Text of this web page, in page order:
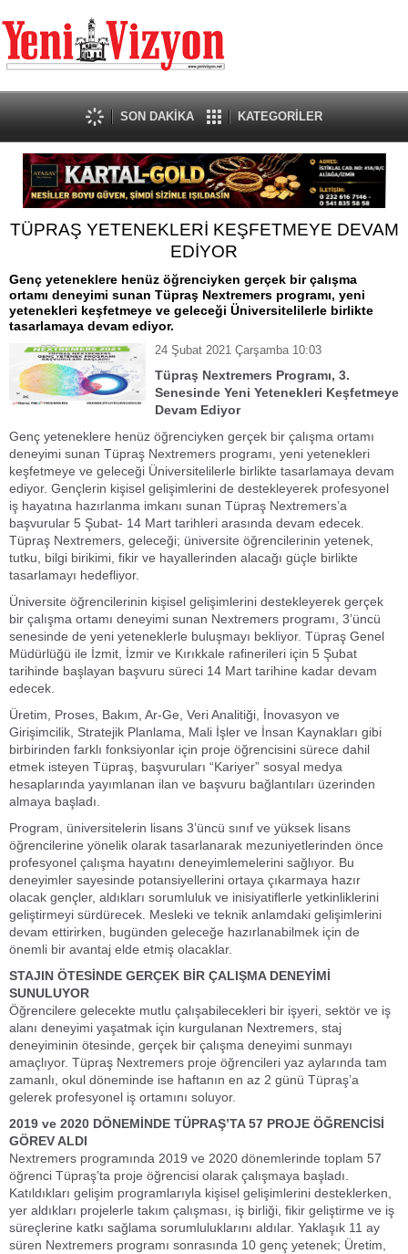
SON DAKİKA KATEGORİLER
TÜPRAŞ YETENEKLERİ KEŞFETMEYE DEVAM
EDİYOR
Genç yeteneklere henüz öğrenciyken gerçek bir çalışma
ortamı deneyimi sunan Tüpraş Nextremers programı, yeni
yetenekleri keşfetmeye ve geleceği Üniversitelilerle birlikte
tasarlamaya devam ediyor.
24 Şubat 2021 Çarşamba 10:03
Tüpraş Nextremers Programı, 3.
Senesinde Yeni Yetenekleri Keşfetmeye
Devam Ediyor
Genç yeteneklere henüz öğrenciyken gerçek bir çalışma ortamı
deneyimi sunan Tüpraş Nextremers programı, yeni yetenekleri
keşfetmeye ve geleceği Üniversitelilerle birlikte tasarlamaya devam
ediyor. Gençlerin kişisel gelişimlerini de destekleyerek profesyonel
iş hayatına hazırlanma imkanı sunan Tüpraş Nextremers’a
başvurular 5 Şubat- 14 Mart tarihleri arasında devam edecek.
Tüpraş Nextremers, geleceği; üniversite öğrencilerinin yetenek,
tutku, bilgi birikimi, fikir ve hayallerinden alacağı güçle birlikte
tasarlamayı hedefliyor.
Üniversite öğrencilerinin kişisel gelişimlerini destekleyerek gerçek
bir çalışma ortamı deneyimi sunan Nextremers programı, 3’üncü
senesinde de yeni yeteneklerle buluşmayı bekliyor. Tüpraş Genel
Müdürlüğü ile İzmit, İzmir ve Kırıkkale rafinerileri için 5 Şubat
tarihinde başlayan başvuru süreci 14 Mart tarihine kadar devam
edecek.
Üretim, Proses, Bakım, Ar-Ge, Veri Analitiği, İnovasyon ve
Girişimcilik, Stratejik Planlama, Mali İşler ve İnsan Kaynakları gibi
birbirinden farklı fonksiyonlar için proje öğrencisini sürece dahil
etmek isteyen Tüpraş, başvuruları “Kariyer” sosyal medya
hesaplarında yayımlanan ilan ve başvuru bağlantıları üzerinden
almaya başladı.
Program, üniversitelerin lisans 3’üncü sınıf ve yüksek lisans
öğrencilerine yönelik olarak tasarlanarak mezuniyetlerinden önce
profesyonel çalışma hayatını deneyimlemelerini sağlıyor. Bu
deneyimler sayesinde potansiyellerini ortaya çıkarmaya hazır
olacak gençler, aldıkları sorumluluk ve inisiyatiflerle yetkinliklerini
geliştirmeyi sürdürecek. Mesleki ve teknik anlamdaki gelişimlerini
devam ettirirken, bugünden geleceğe hazırlanabilmek için de
önemli bir avantaj elde etmiş olacaklar.
STAJIN ÖTESİNDE GERÇEK BİR ÇALIŞMA DENEYİMİ
SUNULUYOR
Öğrencilere gelecekte mutlu çalışabilecekleri bir işyeri, sektör ve iş
alanı deneyimi yaşatmak için kurgulanan Nextremers, staj
deneyiminin ötesinde, gerçek bir çalışma deneyimi sunmayı
amaçlıyor. Tüpraş Nextremers proje öğrencileri yaz aylarında tam
zamanlı, okul döneminde ise haftanın en az 2 günü Tüpraş’a
gelerek profesyonel iş ortamını soluyor.
2019 ve 2020 DÖNEMİNDE TÜPRAŞ’TA 57 PROJE ÖĞRENCİSİ
GÖREV ALDI
Nextremers programında 2019 ve 2020 dönemlerinde toplam 57
öğrenci Tüpraş’ta proje öğrencisi olarak çalışmaya başladı.
Katıldıkları gelişim programlarıyla kişisel gelişimlerini desteklerken,
yer aldıkları projelerle takım çalışması, iş birliği, fikir geliştirme ve iş
süreçlerine katkı sağlama sorumluluklarını aldılar. Yaklaşık 11 ay
süren Nextremers programı sonrasında 10 genç yetenek; Üretim,